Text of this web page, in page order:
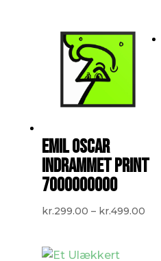
EMIL OSCAR
INDRAMMET PRINT
7000000000
kr.299.00 – kr.499.00